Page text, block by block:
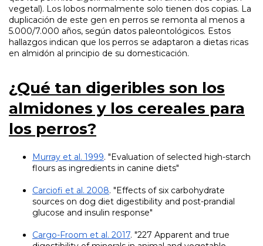
vegetal). Los lobos normalmente solo tienen dos copias. La
duplicación de este gen en perros se remonta al menos a
5.000/7.000 años, según datos paleontológicos. Estos
hallazgos indican que los perros se adaptaron a dietas ricas
en almidón al principio de su domesticación.
¿Qué tan digeribles son los
almidones y los cereales para
los perros?
Murray et al. 1999. "Evaluation of selected high-starch
flours as ingredients in canine diets"
Carciofi et al. 2008. "Effects of six carbohydrate
sources on dog diet digestibility and post-prandial
glucose and insulin response"
Cargo-Froom et al. 2017. "227 Apparent and true